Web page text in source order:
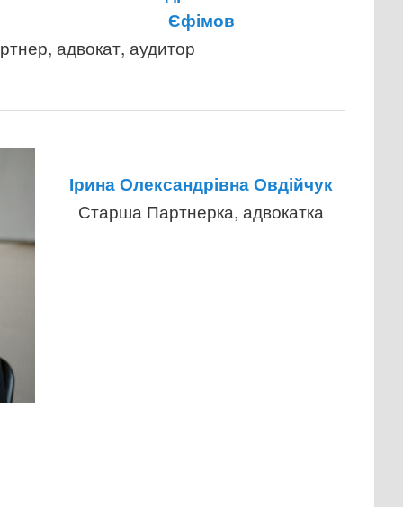
Єфімов
адвокат, аудитор
Ірина Олександрівна Овдійчук
Старша Партнерка, адвокатка